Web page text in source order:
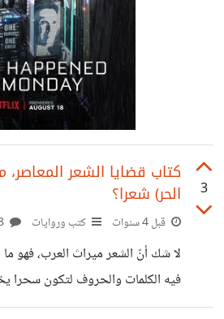
3
كتاب قضايا الشعر
الحر) شعرا؟
قبل 4 سنوات كتب وروايات
لا شك أنّ الشعر ميراث العرب، فهو
فيه الكلمات والحروف لتكون سحرا
عن أسمى المعاني وأجملها، وقد تطور